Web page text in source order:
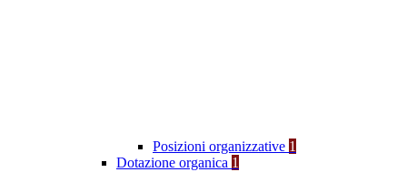
Posizioni organizzative 1
Dotazione organica 1